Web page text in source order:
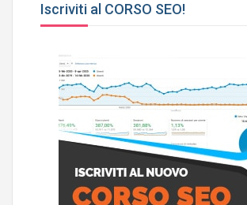
Iscriviti al CORSO SEO!